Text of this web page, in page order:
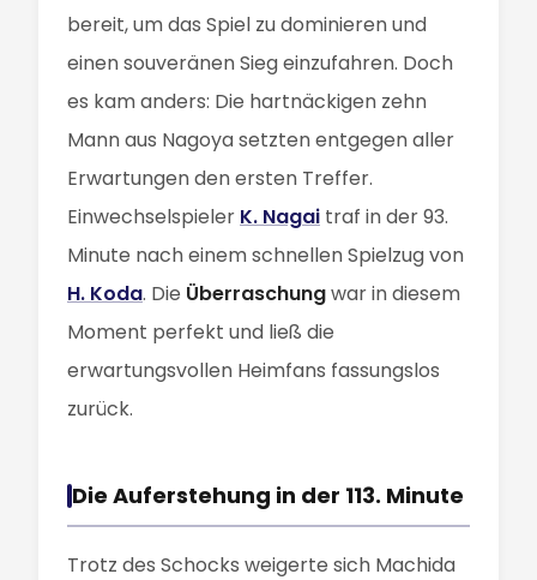
bereit, um das Spiel zu dominieren und
einen souveränen Sieg einzufahren. Doch
es kam anders: Die hartnäckigen zehn
Mann aus Nagoya setzten entgegen aller
Erwartungen den ersten Treffer.
Einwechselspieler K. Nagai traf in der 93.
Minute nach einem schnellen Spielzug von
H. Koda. Die Überraschungwar in diesem
Moment perfekt und ließ die
erwartungsvollen Heimfans fassungslos
zurück.
Die Auferstehung in der 113. Minute
Trotz des Schocks weigerte sich Machida